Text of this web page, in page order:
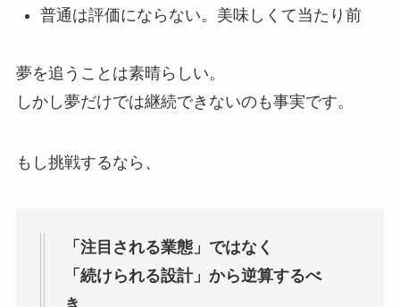
普通は評価にならない。美味しくて当たり前
夢を追うことは素晴らしい。
しかし夢だけでは継続できないのも事実です。
もし挑戦するなら、
「注目される業態」ではなく
「続けられる設計」から逆算するべ